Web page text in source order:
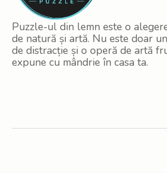
Puzzle-ul din lemn este o
de natură și artă. Nu este doar
de distracție și o operă de artă
expune cu mândrie în casa ta.